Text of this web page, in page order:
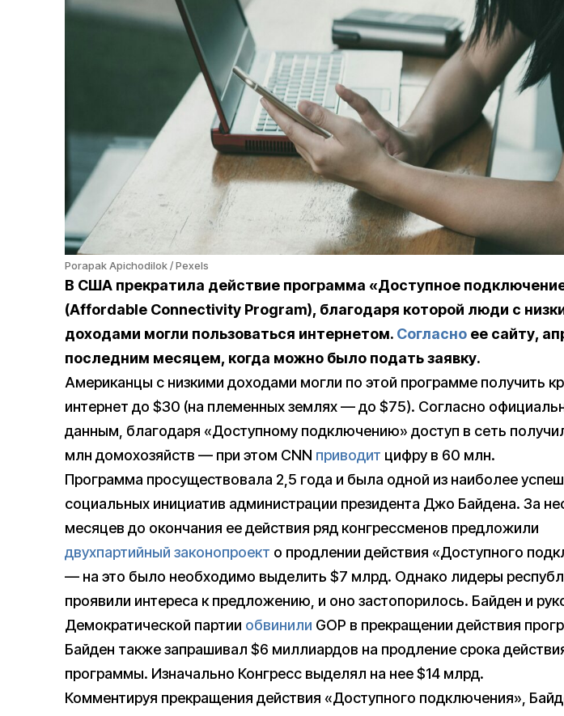
Porapak Apichodilok / Pexels
В США прекратила действие программа «Доступное
(Affordable Connectivity Program), благодаря которой люди с
доходами могли пользоваться интернетом. Согласно ее сайту,
последним месяцем, когда можно было подать заявку.
Американцы с низкими доходами могли по этой программе получить
интернет до $30 (на племенных землях — до $75). Согласно
данным, благодаря «Доступному подключению» доступ в сеть
млн домохозяйств — при этом CNN приводит цифру в 60 млн.
Программа просуществовала 2,5 года и была одной из наиболее
социальных инициатив администрации президента Джо Байдена. За
месяцев до окончания ее действия ряд конгрессменов предложили
двухпартийный законопроект о продлении действия «Доступного
— на это было необходимо выделить $7 млрд. Однако лидеры
проявили интереса к предложению, и оно застопорилось. Байден и
Демократической партии обвинили GOP в прекращении действия
Байден также запрашивал $6 миллиардов на продление срока
программы. Изначально Конгресс выделял на нее $14 млрд.
Комментируя прекращения действия «Доступного подключения»,